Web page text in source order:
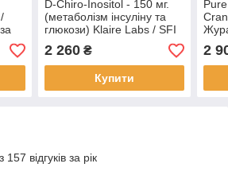
D-Chiro-Inositol - 150 мг.
(метаболізм інсуліну та
глюкози) Klaire Labs / SFI
Health. 60 капсул BX199
2 260₴
Купити
2
відгуків за рік